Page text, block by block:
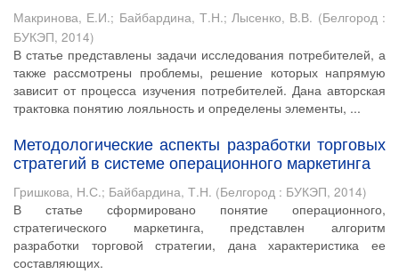
Макринова, Е.И.; Байбардина, Т.Н.;Лысенко, В.В. (Белгород :
БУКЭП, 2014)
В статье представлены задачи исследования потребителей, а
также рассмотрены проблемы, решение которых напрямую
зависит от процесса изучения потребителей. Дана авторская
трактовка понятию лояльность и определены элементы, ...
Методологические аспекты разработки торговых
стратегий в системе операционного маркетинга
Гришкова, Н.С.; Байбардина, Т.Н. (Белгород : БУКЭП, 2014)
В статье сформировано понятие операционного,
стратегического маркетинга, представлен алгоритм
разработки торговой стратегии, дана характеристика ее
составляющих.